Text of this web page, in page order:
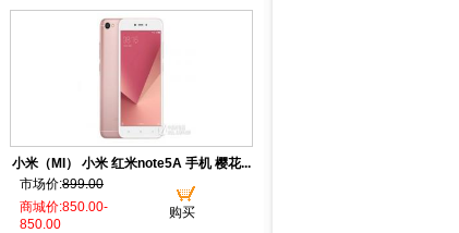
小米（MI） 小米 红米note5A 手机 樱花...
市场价:899.00
购买
商城价:850.00-
850.00